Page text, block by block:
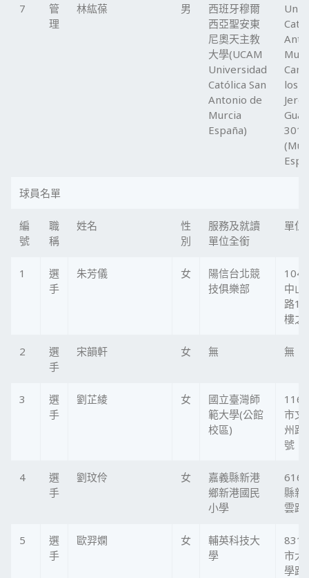
7
管
理
林紘葆 男
西班牙穆爾
西亞聖安東
尼奧天主教
大學(UCAM
Universidad
Católica San
Antonio de
Murcia
España)
los
球員名單
編
號
職
稱
姓名
性
別
服務及就讀
單位全銜
單位
1
選
手
朱芳儀 女
陽信台北競
技俱樂部
104
中山
路
樓之
2
選
手
宋韻軒 女 無 無
3
選
手
劉芷綾 女
國立臺灣師
範大學(公館
校區)
市文
州路
號
4
選
手
劉玟伶 女
嘉義縣新港
鄉新港國民
小學
縣新
雲路
5
選
手
歐羿嫻 女
輔英科技大
學
市大
學路